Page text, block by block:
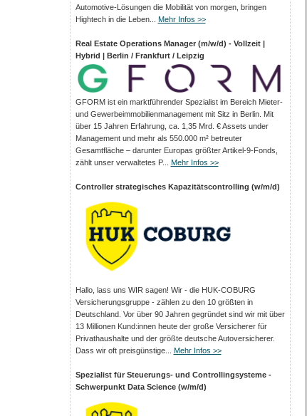
Automotive-Lösungen die Mobilität von morgen, bringen
Hightech in die Leben... Mehr Infos >>
Real Estate Operations Manager (m/w/d) - Vollzeit |
Hybrid | Berlin / Frankfurt / Leipzig
GFORM ist ein marktführender Spezialist im Bereich Mieter-
und Gewerbeimmobilienmanagement mit Sitz in Berlin. Mit
über 15 Jahren Erfahrung, ca. 1,35 Mrd. € Assets under
Management und mehr als 550.000 m² betreuter
Gesamtfläche – darunter Europas größter Artikel-9-Fonds,
zählt unser verwaltetes P...
Mehr Infos >>
Controller strategisches Kapazitätscontrolling (w/m/d)
Hallo, lass uns WIR sagen! Wir - die HUK-COBURG
Versicherungsgruppe - zählen zu den 10 größten in
Deutschland. Vor über 90 Jahren gegründet sind wir mit über
13 Millionen Kund:innen heute der große Versicherer für
Privathaushalte und der größte deutsche Autoversicherer.
Dass wir oft preisgünstige...
Mehr Infos >>
Spezialist für Steuerungs- und Controllingsysteme -
Schwerpunkt Data Science (w/m/d)